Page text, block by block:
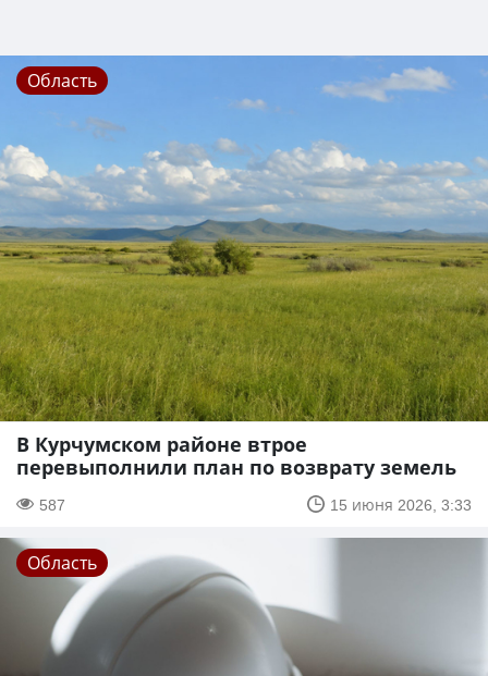
Область
В Курчумском районе втрое
перевыполнили план по возврату земель
587 15 июня 2026, 3:33
Область